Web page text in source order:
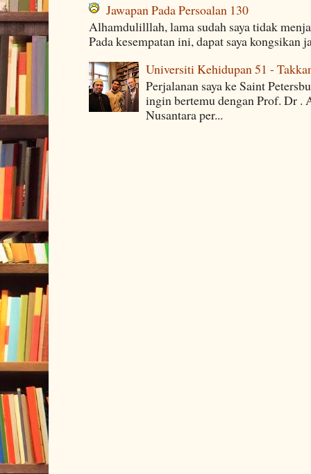
Jawapan Pada Persoalan 130
Alhamdulilllah, lama sudah saya tidak
Pada kesempatan ini, dapat saya kongsikan
Universiti Kehidupan 51 -
Perjalanan saya ke Saint
ingin bertemu dengan Prof. Dr
Nusantara per...